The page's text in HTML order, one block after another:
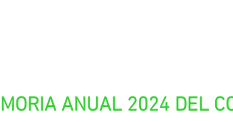
ANUAL 2024 DEL